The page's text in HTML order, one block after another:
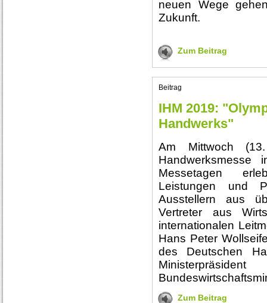
neuen Wege
Zukunft.
Zum Beitrag
Beitrag
IHM 2019:
Handwerks"
Am Mittwoch
Messetagen
Leistungen und
Ausstellern aus
Vertreter aus
internationalen
Hans Peter
des Deutschen
Zum Beitrag